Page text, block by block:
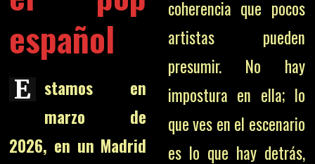
español
E stamos en
marzo de
2026, en un Madrid
coherencia que pocos
artistas pueden
presumir. No hay
impostura en ella; lo
que ves en el escenario
es lo que hay detrás,